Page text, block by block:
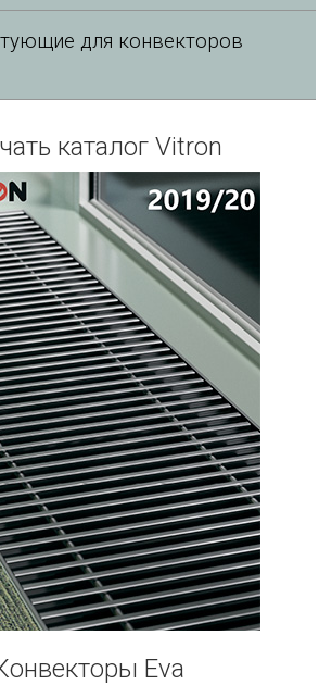
для конвекторов
каталог Vitron
Eva